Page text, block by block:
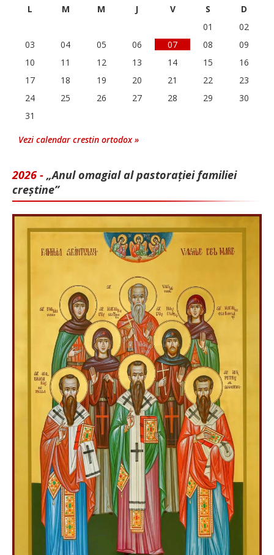
L M M J V S
D
01
02
03
04 05 06 07 08
09
10
11 12 13 14 15
16
17
18 19 20 21 22
23
24
25 26 27 28 29
30
31
Vezi calendar crestin ortodox »
2026 - „Anul omagial al pastorației familiei
creștine”